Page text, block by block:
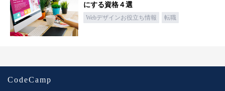
にする資格４選
Webデザインお役立ち情報 転職
CodeCamp